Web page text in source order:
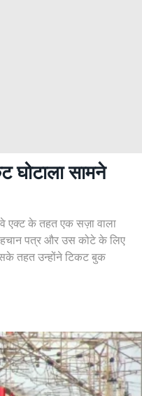
घोटाला सामने
एक्ट के तहत एक सज़ा वाला
पत्र और उस कोटे के लिए
तहत उन्होंने टिकट बुक